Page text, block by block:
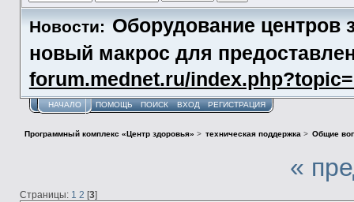
Новости: Оборудование центров
новый макрос для
forum.mednet.ru/
НАЧАЛО ПОМОЩЬ ПОИСК ВХОД РЕГИСТРАЦИЯ
Программный комплекс «Центр здоровья» > техническая поддержка > Общие
«
Страницы: 1 2 [3]